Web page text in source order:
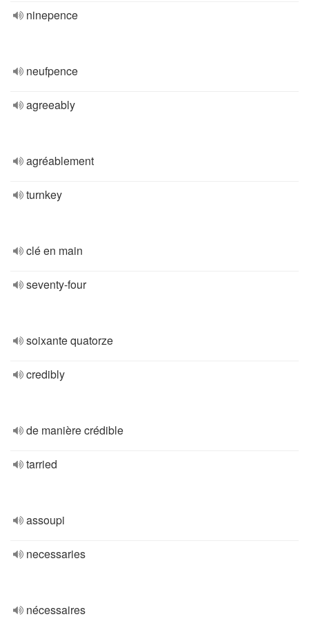
ninepence
neufpence
agreeably
agréablement
turnkey
clé en main
seventy-four
soixante quatorze
credibly
de manière crédible
tarried
assoupi
necessaries
nécessaires